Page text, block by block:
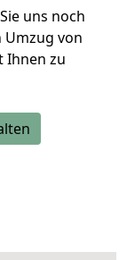
uns noch
von
Ihnen zu